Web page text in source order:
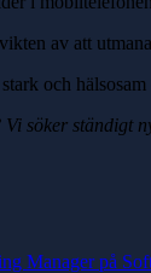
av att
och
söker ständigt
Manager på